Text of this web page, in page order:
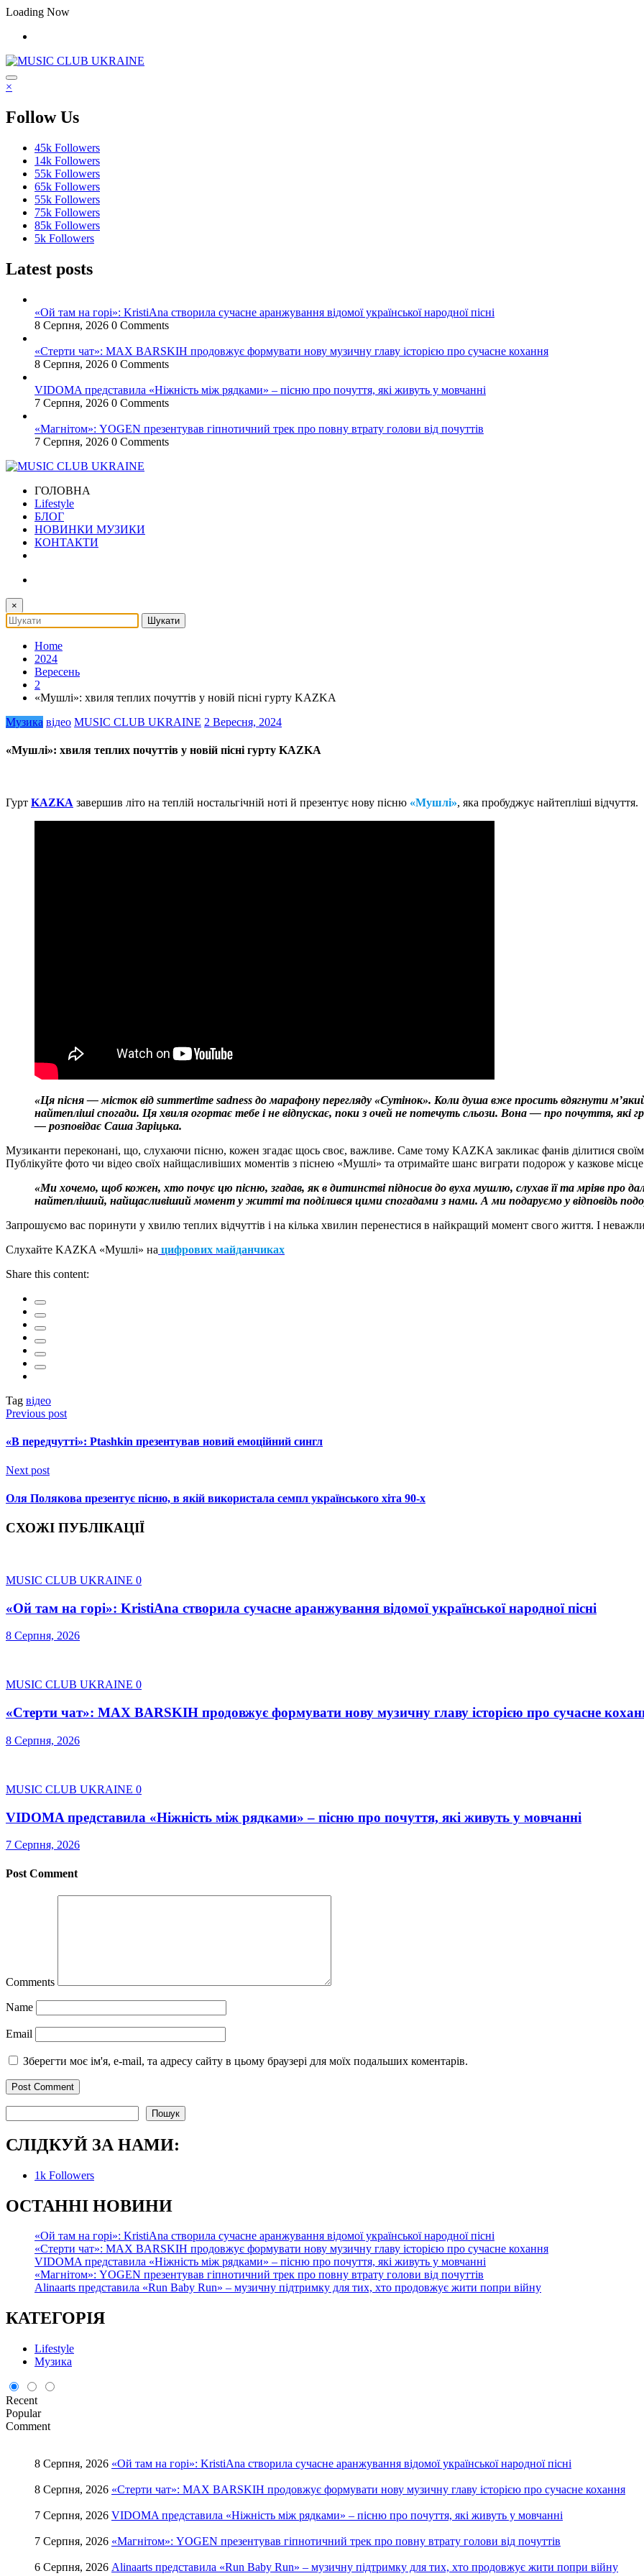
Перейти
контенту
Loading Now
×
Follow Us
45k Followers
14k Followers
55k Followers
65k Followers
55k Followers
75k Followers
85k Followers
5k Followers
Latest posts
«Ой там на горі»: KristiAna створила сучасне аранжування відомої української народної пісні
8 Серпня, 2026 0 Comments
«Стерти чат»: MAX BARSKIH продовжує формувати нову музичну главу історією про сучасне кохання
8 Серпня, 2026 0 Comments
VIDOMA представила «Ніжність між рядками» – пісню про почуття, які живуть у мовчанні
7 Серпня, 2026 0 Comments
«Магнітом»: YOGEN презентував гіпнотичний трек про повну втрату голови від почуттів
7 Серпня, 2026 0 Comments
ГОЛОВНА
Lifestyle
БЛОГ
НОВИНКИ МУЗИКИ
КОНТАКТИ
×
Home
2024
Вересень
2
«Мушлі»: хвиля теплих почуттів у новій пісні гурту KAZKA
Музика відео MUSIC CLUB UKRAINE 2 Вересня, 2024
«Мушлі»: хвиля теплих почуттів у новій пісні гурту KAZKA
Гурт KAZKA завершив літо на теплій ностальгічній ноті й презентує нову пісню «Мушлі», яка пробуджує найтепліші відчуття.
«Ця пісня — місток від summertime sadness до марафону перегляду «Сутінок». Коли душа вже просить вдягнути
найтепліші спогади. Ця хвиля огортає тебе і не відпускає, поки з очей не потечуть сльози. Вона — про почуття,
— розповідає Саша Заріцька.
Музиканти переконані, що, слухаючи пісню, кожен згадає щось своє, важливе. Саме тому KAZKA закликає фанів ділитися
Публікуйте фото чи відео своїх найщасливіших моментів з піснею «Мушлі» та отримайте шанс виграти подорож у казкове
«Ми хочемо, щоб кожен, хто почує цю пісню, згадав, як в дитинстві підносив до вуха мушлю, слухав її та мріяв про
найтепліший, найщасливіший момент у житті та поділився цими спогадами з нами. А ми подаруємо у відповідь
Запрошуємо вас поринути у хвилю теплих відчуттів і на кілька хвилин перенестися в найкращий момент свого життя. І
Слухайте KAZKA «Мушлі» на цифрових майданчиках
Share this content:
Tag відео
Previous post
«В передчутті»: Ptashkin презентував новий емоційний сингл
Next post
Оля Полякова презентує пісню, в якій використала семпл українського хіта 90-х
СХОЖІ ПУБЛІКАЦІЇ
MUSIC CLUB UKRAINE 0
«Ой там на горі»: KristiAna створила сучасне аранжування відомої української народної пісні
8 Серпня, 2026
MUSIC CLUB UKRAINE 0
«Стерти чат»: MAX BARSKIH продовжує формувати нову музичну главу історією про сучасне
8 Серпня, 2026
MUSIC CLUB UKRAINE 0
VIDOMA представила «Ніжність між рядками» – пісню про почуття, які живуть у мовчанні
7 Серпня, 2026
Post Comment
Comments
Name
Email
Зберегти моє ім'я, e-mail, та адресу сайту в цьому браузері для моїх подальших коментарів.
Пошук
СЛІДКУЙ ЗА НАМИ:
1k Followers
ОСТАННІ НОВИНИ
«Ой там на горі»: KristiAna створила сучасне аранжування відомої української народної пісні
«Стерти чат»: MAX BARSKIH продовжує формувати нову музичну главу історією про сучасне кохання
VIDOMA представила «Ніжність між рядками» – пісню про почуття, які живуть у мовчанні
«Магнітом»: YOGEN презентував гіпнотичний трек про повну втрату голови від почуттів
Alinaarts представила «Run Baby Run» – музичну підтримку для тих, хто продовжує жити попри війну
КАТЕГОРІЯ
Lifestyle
Музика
Recent
Popular
Comment
8 Серпня, 2026 «Ой там на горі»: KristiAna створила сучасне аранжування відомої української народної пісні
8 Серпня, 2026 «Стерти чат»: MAX BARSKIH продовжує формувати нову музичну главу історією про сучасне кохання
7 Серпня, 2026 VIDOMA представила «Ніжність між рядками» – пісню про почуття, які живуть у мовчанні
7 Серпня, 2026 «Магнітом»: YOGEN презентував гіпнотичний трек про повну втрату голови від почуттів
6 Серпня, 2026 Alinaarts представила «Run Baby Run» – музичну підтримку для тих, хто продовжує жити попри війну